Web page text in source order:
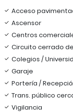
Acceso
Ascensor
Centros
Circuito cerrado
Colegios /
Garaje
Portería /
Trans. público
Vigilancia